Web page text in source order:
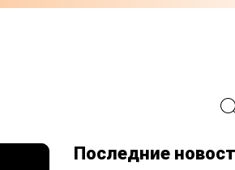
Последние